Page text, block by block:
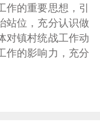
的重要思想，引
站位，充分认识做
对镇村统战工作动
作的影响力，充分